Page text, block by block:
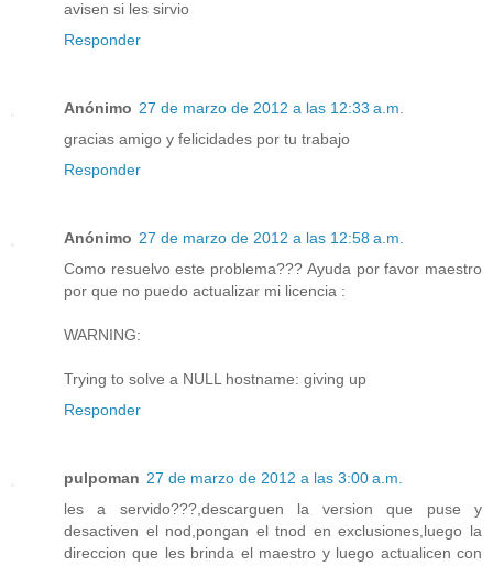
avisen si les sirvio
Responder
Anónimo 27 de marzo de 2012 a las 12:33 a.m.
gracias amigo y felicidades por tu trabajo
Responder
Anónimo 27 de marzo de 2012 a las 12:58 a.m.
Como resuelvo este problema??? Ayuda por favor maestro
por que no puedo actualizar mi licencia :
WARNING:
Trying to solve a NULL hostname: giving up
Responder
pulpoman 27 de marzo de 2012 a las 3:00 a.m.
les a servido???,descarguen la version que puse y
desactiven el nod,pongan el tnod en exclusiones,luego la
direccion que les brinda el maestro y luego actualicen con